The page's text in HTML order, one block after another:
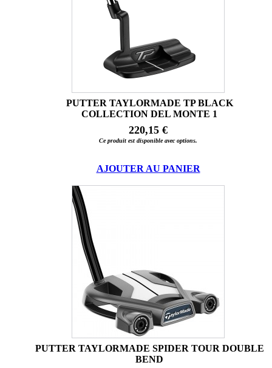
PUTTER TAYLORMADE TP BLACK
COLLECTION DEL MONTE 1
220,15 €
Ce produit est disponible avec options.
AJOUTER AU PANIER
PUTTER TAYLORMADE SPIDER TOUR DOUBLE
BEND